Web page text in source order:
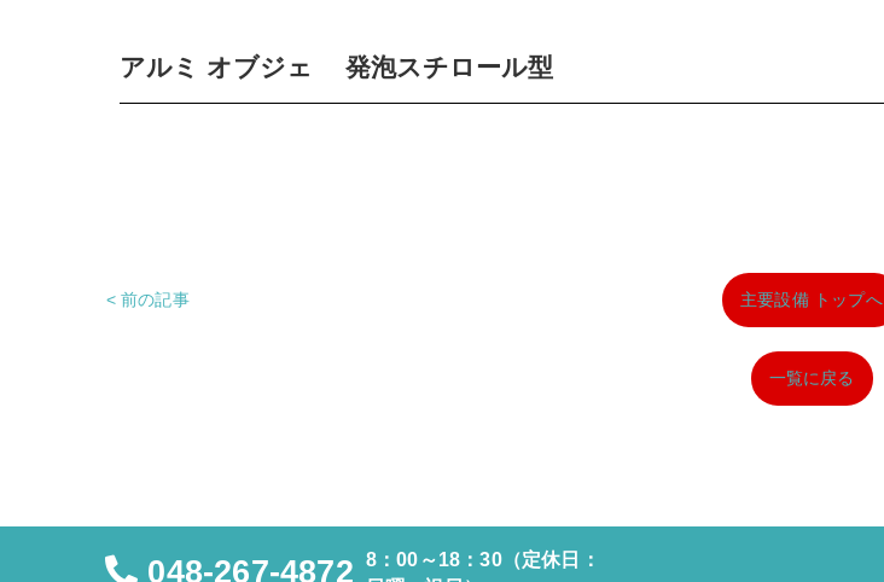
アルミ オブジェ 発泡スチロール型
< 前の記事 主要設備 トップへ
一覧に戻る
048-267-4872
8：00～18：30（定休日：